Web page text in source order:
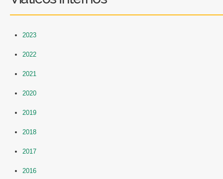
2023
2022
2021
2020
2019
2018
2017
2016